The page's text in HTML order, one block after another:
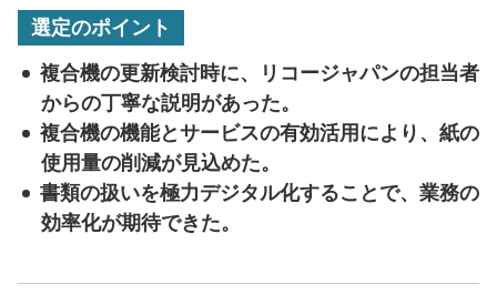
選定のポイント
複合機の更新検討時に、リコージャパンの担当者
からの丁寧な説明があった。
複合機の機能とサービスの有効活用により、紙の
使用量の削減が見込めた。
書類の扱いを極力デジタル化することで、業務の
効率化が期待できた。